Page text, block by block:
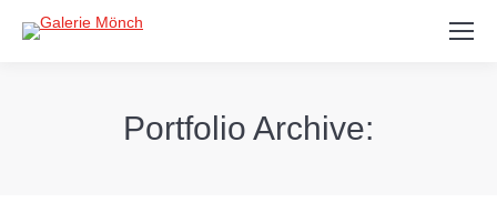
Search:
Portfolio Archive: